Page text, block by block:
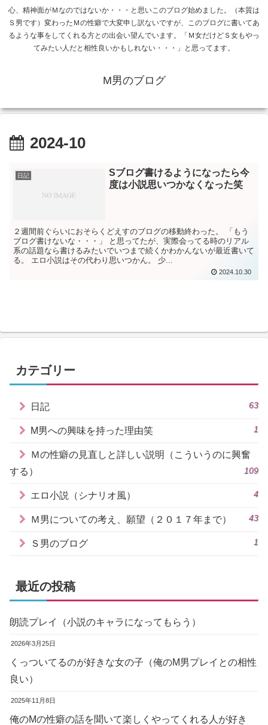
心、精神面がＭなのではないか・・・と思いこのブログ始めました。（本質は
Ｓ男です）変わったＭの性癖で大変申し訳ないですが、このブログに書いてあ
るような事をしてくれる方との出会い望んでいます。「Ｍ女だけどＳ女もやっ
てみたい人だと相性良いかもしれない・・・」と思ってます。
M男のブログ
2024-10
日記
Sブログ書けるようになったら今
度は小説思いつかなくなった笑
２週間前ぐらいにおそらくどえすのブログの移動終わった。 「もう
ブログ書けないな・・・」 と思ってたが、実際会ってる時のリアル
系の話題なら書けるみたいでいつまで続くかわかんないが最近書いて
る。 エロ小説はその代わり思いつかん。 少...
2024.10.30
カテゴリー
日記 63
M男への興味を持った理由笑 1
Ｍの性癖の見直しと詳しい説明（こういうのに興奮
する）
109
エロ小説（シナリオ風） 4
Ｍ男についての考え、願望（２０１７年まで） 43
Ｓ男のブログ 1
最近の投稿
朗読プレイ（小説のキャラになってもらう）
2026年3月25日
くっついてるのが好きな女の子（俺のM男プレイとの相性
良い）
2025年11月8日
俺のMの性癖の話を聞いて楽しくやってくれる人が好き